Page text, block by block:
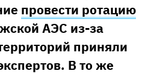
провести ротацию
АЭС из-за
приняли
В то же